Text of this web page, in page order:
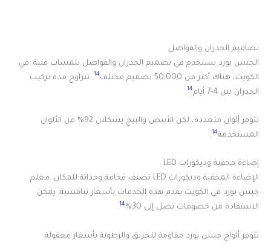
تصاميم الجدران والفواصل
الجبس بورد يستخدم في تصميم الجدران والفواصل بلمسات فنية. في
الكويت، هناك أكثر من 50,000 تصميم مختلف
14. تتراوح مدة تركيب
الجدران بين 4-7 أيام
14
.
تتوفر ألوان متعددة، لكن الأبيض والبيج يشكلان 92% من الألوان
المستخدمة14
.
إضاءة مخفية وديكورات LED
الإضاءة المخفية وديكورات LED تضيف فخامة وحداثة للمكان. معلم
جبس بورد في الكويت يقدم هذه الخدمات بأسعار تنافسية. يمكن
الاستفادة من خصومات تصل إلى 30%
14
.
تتوفر ألواح جبس بورد مقاومة للحريق والرطوبة بأسعار معقولة